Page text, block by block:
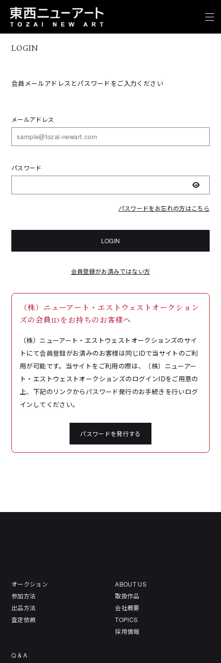
LOGIN
会員メールアドレスとパスワードをご入力ください
メールアドレス
パスワード
表示
パスワードをお忘れの方はこちら
LOGIN
会員登録がお済みではない方
（株）ニューアート・エストウェストオークション
ズの会員IDをお持ちのお客様へ
（株）ニューアート・エストウェストオークションズのサイ
トにて会員登録がお済みのお客様は同じIDで当サイトのご利
用が可能です。当サイトをご利用の際は、（株）ニューアー
ト・エストウェストオークションズのログインIDをご用意の
上、下記のリンクからパスワード発行のお手続きを行いログ
インしてください。
パスワードを発行する
オークション
参加方法
出品方法
査定依頼
ABOUT US
取扱作品
会社概要
TOPICS
採用情報
Q & A